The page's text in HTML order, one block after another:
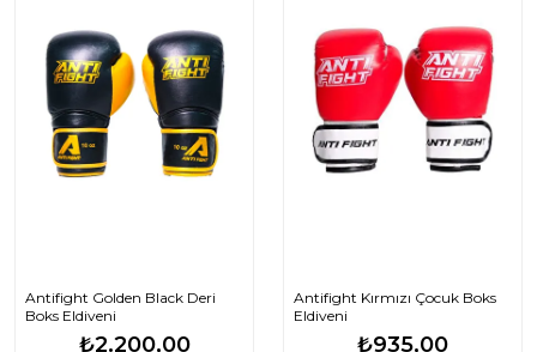
Antifight Golden Black Deri
Boks Eldiveni
₺2.200,00
Antifight Kırmızı Çocuk Boks
Eldiveni
₺935,00